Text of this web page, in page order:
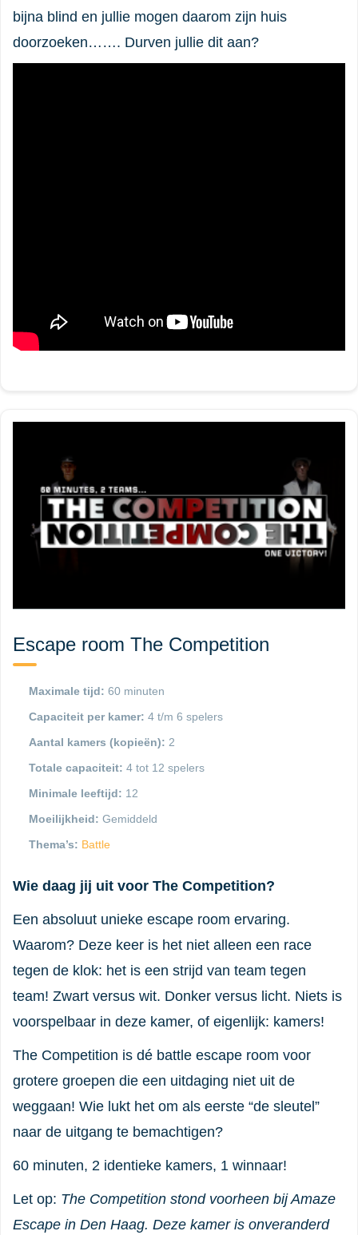
bijna blind en jullie mogen daarom zijn huis
doorzoeken……. Durven jullie dit aan?
Escape room The Competition
Maximale tijd: 60 minuten
Capaciteit per kamer: 4 t/m 6 spelers
Aantal kamers (kopieën): 2
Totale capaciteit: 4 tot 12 spelers
Minimale leeftijd: 12
Moeilijkheid: Gemiddeld
Thema’s: Battle
Wie daag jij uit voor The Competition?
Een absoluut unieke escape room ervaring.
Waarom? Deze keer is het niet alleen een race
tegen de klok: het is een strijd van team tegen
team! Zwart versus wit. Donker versus licht. Niets is
voorspelbaar in deze kamer, of eigenlijk: kamers!
The Competition is dé battle escape room voor
grotere groepen die een uitdaging niet uit de
weggaan! Wie lukt het om als eerste “de sleutel”
naar de uitgang te bemachtigen?
60 minuten, 2 identieke kamers, 1 winnaar!
Let op: The Competition stond voorheen bij Amaze
Escape in Den Haag. Deze kamer is onveranderd